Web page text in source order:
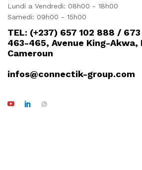
Lundi a Vendredi: 08h00 - 18h00
Samedi: 09h00 - 15h00
TEL: (+237) 657 102 888 /
463-465, Avenue King-Akwa,
Cameroun
infos@connectik-group.com